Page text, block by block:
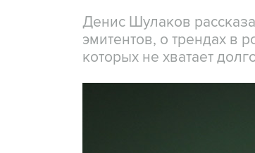
Денис Шулаков
эмитентов, о трендах в
которых не хватает